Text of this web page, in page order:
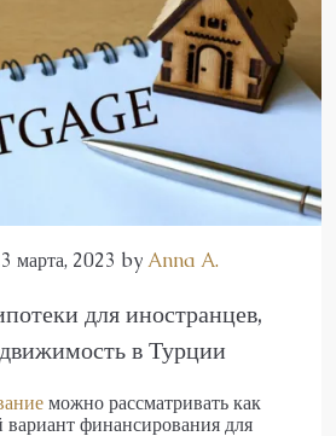
марта, 2023 byAnna A.
для иностранцев,
в Турции
можно рассматривать как
вариант финансирования для